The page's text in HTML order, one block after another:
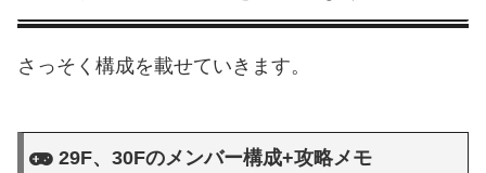
さっそく構成を載せていきます。
29F、30Fのメンバー構成+攻略メモ